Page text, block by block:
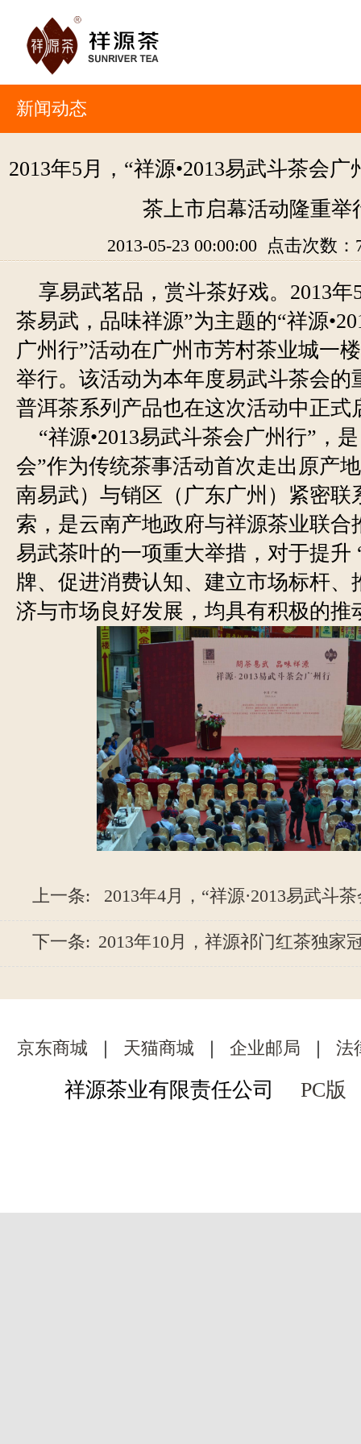
新闻动态
2013年5月，“祥源•2013易武斗茶会
茶上市启幕活动隆重举
2013-05-23 00:00:00 点击次数：
享易武茗品，赏斗茶好戏。2013年
茶易武，品味祥源”为主题的“祥源
广州行”活动在广州市芳村茶业城一
举行。该活动为本年度易武斗茶会的
普洱茶系列产品也在这次活动中正式
“祥源•2013易武斗茶会广州行”，
会”作为传统茶事活动首次走出原产
南易武）与销区（广东广州）紧密联
索，是云南产地政府与祥源茶业联合
易武茶叶的一项重大举措，对于提升
牌、促进消费认知、建立市场标杆、
济与市场良好发展，均具有积极的推
上一条: 2013年4月，“祥源·2013易武斗
下一条: 2013年10月，祥源祁门红茶独家
京东商城 ｜ 天猫商城 ｜ 企业邮局 ｜ 法
祥源茶业有限责任公司 PC版